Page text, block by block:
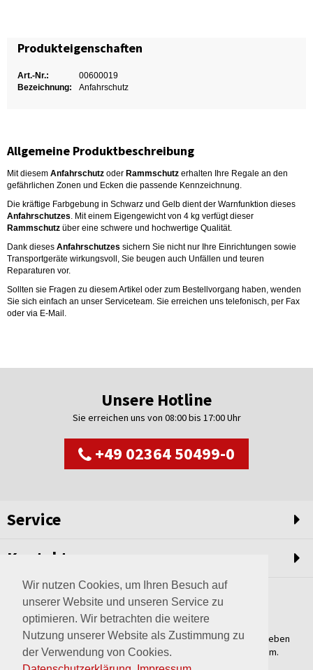
Wir nutzen Cookies, um Ihren Besuch auf
unserer Website und unseren Service zu
optimieren. Wir betrachten die weitere
Nutzung unserer Website als Zustimmung zu
der Verwendung von Cookies.
Produkteigenschaften
Art.-Nr.:
00600019
Bezeichnung:
Anfahrschutz
Allgemeine Produktbeschreibung
Mit diesem Anfahrschutz oder Rammschutz erhalten Ihre Regale an den
gefährlichen Zonen und Ecken die passende Kennzeichnung.
Die kräftige Farbgebung in Schwarz und Gelb dient der Warnfunktion dieses
Anfahrschutzes. Mit einem Eigengewicht von 4 kg verfügt dieser
Rammschutz über eine schwere und hochwertige Qualität.
Dank dieses Anfahrschutzes sichern Sie nicht nur Ihre Einrichtungen sowie
Transportgeräte wirkungsvoll, Sie beugen auch Unfällen und teuren
Reparaturen vor.
Sollten sie Fragen zu diesem Artikel oder zum Bestellvorgang haben, wenden
Sie sich einfach an unser Serviceteam. Sie erreichen uns telefonisch, per Fax
oder via E-Mail.
Unsere Hotline
Sie erreichen uns von 08:00 bis 17:00 Uhr
+49 02364 50499-0
Service
Kontakt
Weltweit setzen wir unsere Erfahrungswerte und unser Streben
nach innovativen Lösungen in unvergleichliche Anlagen um.
Erfahren Sie mehr über uns.